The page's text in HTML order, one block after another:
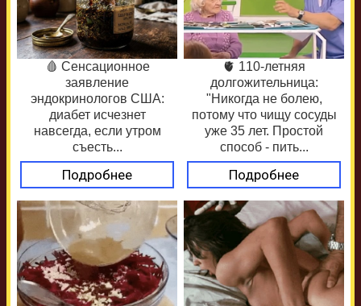
🩸 Сенсационное
заявление
эндокринологов США:
диабет исчезнет
навсегда, если утром
съесть...
Подробнее
🫀 110-летняя
долгожительница:
"Никогда не болею,
потому что чищу сосуды
уже 35 лет. Простой
способ - пить...
Подробнее